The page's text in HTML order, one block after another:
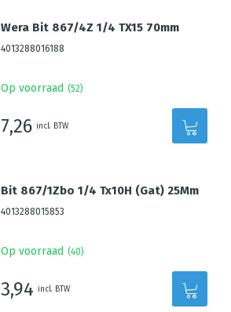
Wera Bit 867/4Z 1/4 TX15 70mm
4013288016188
Op voorraad (52)
7,26 incl. BTW
Bit 867/1Zbo 1/4 Tx10H (Gat) 25Mm
4013288015853
Op voorraad (40)
3,94 incl. BTW